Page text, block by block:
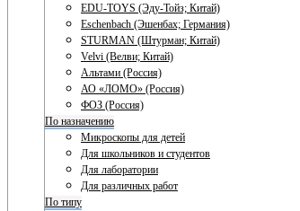
EDU-TOYS (Эду-Тойз; Китай)
Eschenbach (Эшенбах; Германия)
STURMAN (Штурман; Китай)
Velvi (Велви; Китай)
Альтами (Россия)
АО «ЛОМО» (Россия)
ФОЗ (Россия)
По назначению
Микроскопы для детей
Для школьников и студентов
Для лаборатории
Для различных работ
По типу